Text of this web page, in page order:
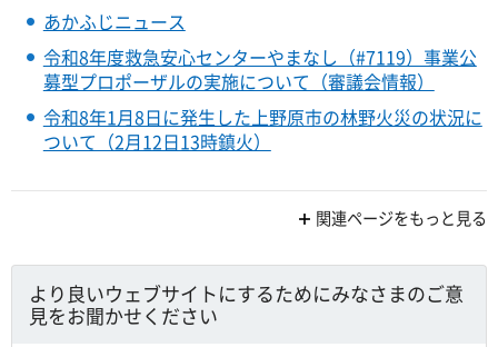
あかふじニュース
令和8年度救急安心センターやまなし（#7119）事業公
募型プロポーザルの実施について（審議会情報）
令和8年1月8日に発生した上野原市の林野火災の状況に
ついて（2月12日13時鎮火）
関連ページをもっと見る
より良いウェブサイトにするためにみなさまのご意
見をお聞かせください